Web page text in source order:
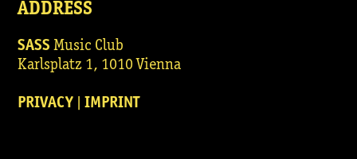
ADDRESS
SASS Music Club
Karlsplatz 1, 1010 Vienna
PRIVACY |IMPRINT